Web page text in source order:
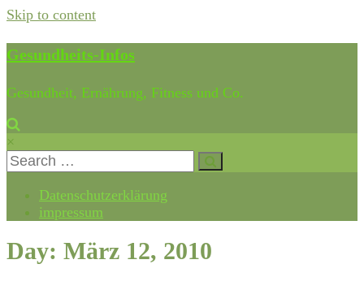
Skip to content
Gesundheits-Infos
Gesundheit, Ernährung, Fitness und Co.
×
Datenschutzerklärung
impressum
Day: März 12, 2010